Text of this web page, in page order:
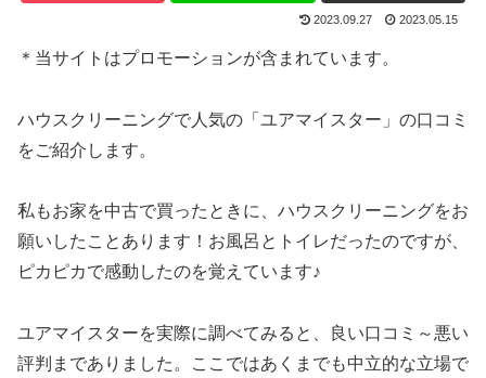
2023.09.27 2023.05.15
＊当サイトはプロモーションが含まれています。
ハウスクリーニングで人気の「ユアマイスター」の口コミ
をご紹介します。
私もお家を中古で買ったときに、ハウスクリーニングをお
願いしたことあります！お風呂とトイレだったのですが、
ピカピカで感動したのを覚えています♪
ユアマイスターを実際に調べてみると、良い口コミ～悪い
評判までありました。ここではあくまでも中立的な立場で